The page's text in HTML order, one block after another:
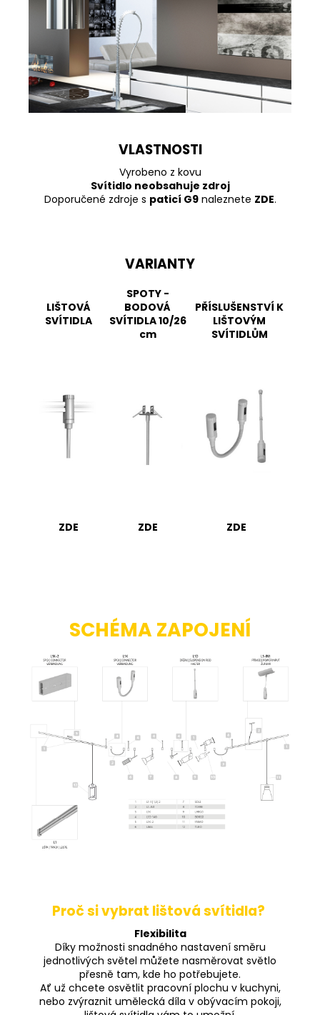
VLASTNOSTI
Vyrobeno z kovu
Svítidlo neobsahuje zdroj
Doporučené zdroje s paticí G9naleznete ZDE.
VARIANTY
LIŠTOVÁ
SVÍTIDLA
SPOTY -
BODOVÁ
SVÍTIDLA 10/26
cm
PŘÍSLUŠENSTVÍ K
LIŠTOVÝM
SVÍTIDLŮM
ZDE ZDE ZDE
SCHÉMA ZAPOJENÍ
Proč si vybrat lištová svítidla?
Flexibilita
Díky možnosti snadného nastavení směru
jednotlivých světel můžete nasměrovat světlo
přesně tam, kde ho potřebujete.
Ať už chcete osvětlit pracovní plochu v kuchyni,
nebo zvýraznit umělecká díla v obývacím pokoji,